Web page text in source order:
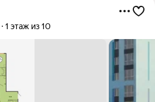
1 этаж из 10